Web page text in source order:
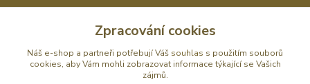
info@antik-prodej.cz
Zpracování cookies
Náš e-shop a partneři potřebují Váš souhlas s použitím souborů
cookies, aby Vám mohli zobrazovat informace týkající se Vašich
zájmů.